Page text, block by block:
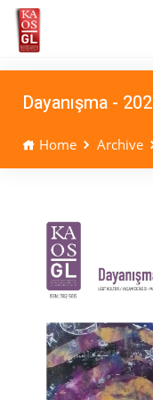
Dayanışma - 202
Home Archive